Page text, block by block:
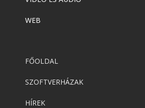
WEB
FŐOLDAL
SZOFTVERHÁZAK
HÍREK